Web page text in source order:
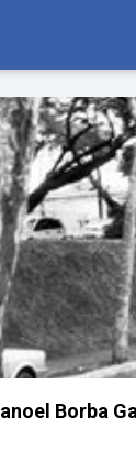
Borba